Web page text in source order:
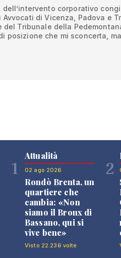
dell’intervento corporativo
Avvocati di Vicenza, Padova e
del Tribunale della
posizione che mi sconcerta,
1
Attualità
02 ago 2026
Rondò Brenta, un
quartiere che
cambia: «Non
siamo il Bronx di
Bassano, qui si
vive bene»
Visto 22.236 volte
2